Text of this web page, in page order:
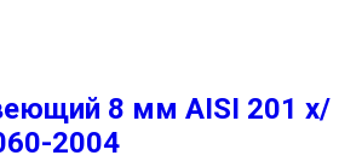
8 мм AISI 201 х/
2004